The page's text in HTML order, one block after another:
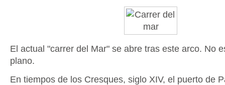
El actual "carrer del Mar" se abre tras este arco. No
plano.
En tiempos de los Cresques, siglo XIV, el puerto de